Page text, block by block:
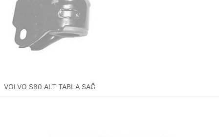
VOLVO S80 ALT TABLA SAĞ